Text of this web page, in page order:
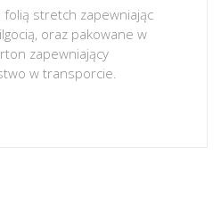
folią stretch zapewniając
oraz pakowane w
zapewniający
w transporcie.